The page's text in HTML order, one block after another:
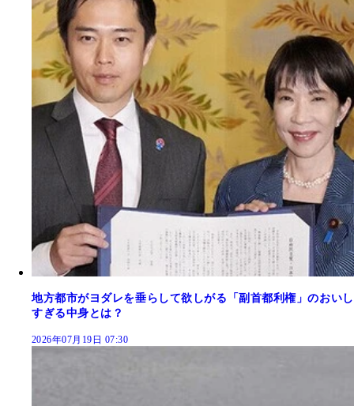
地方都市がヨダレを垂らして欲しがる「副首都利権」のおいし
すぎる中身とは？
2026年07月19日 07:30